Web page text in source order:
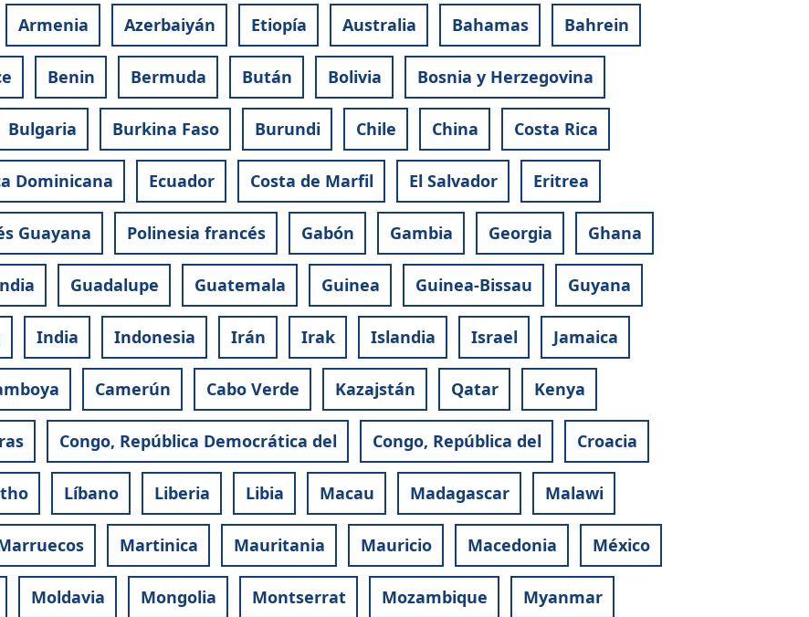
Armenia Azerbaiyán Etiopía Australia Bahamas Bahrein
Benin Bermuda Bután Bolivia Bosnia y Herzegovina
Bulgaria Burkina Faso Burundi Chile China Costa Rica
Dominicana Ecuador Costa de Marfil El Salvador Eritrea
Guayana Polinesia francés Gabón Gambia Georgia Ghana
Guadalupe Guatemala Guinea Guinea-Bissau Guyana
India Indonesia Irán Irak Islandia Israel Jamaica
Camerún Cabo Verde Kazajstán Qatar Kenya
Congo, República Democrática del Congo, República del Croacia
Líbano Liberia Libia Macau Madagascar Malawi
Martinica Mauritania Mauricio Macedonia México
Moldavia Mongolia Montserrat Mozambique Myanmar